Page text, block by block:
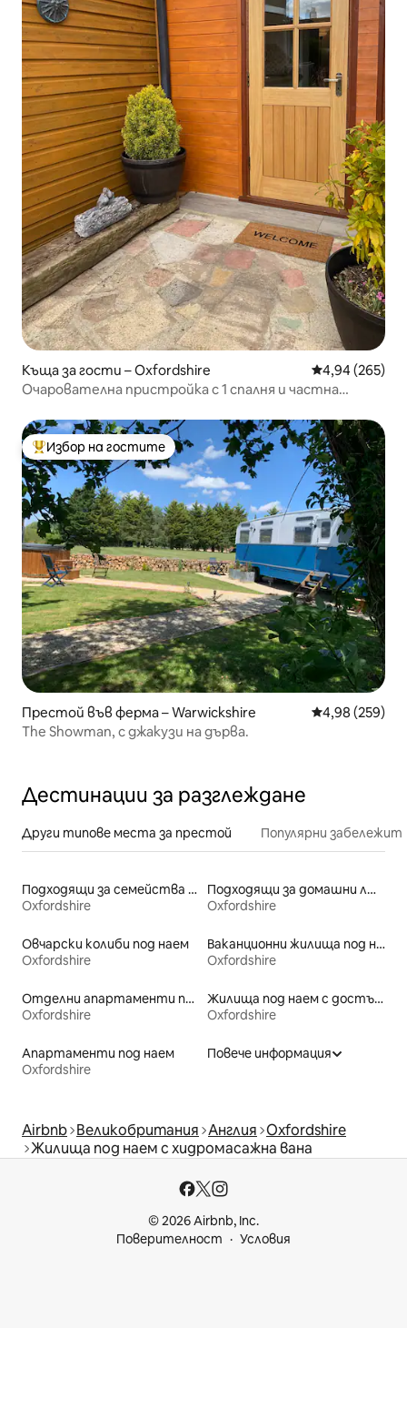
Къща за гости – Oxfordshire Средна
4,94 (265)
Очарователна пристройка с 1 спалня и частна
Най-популярен избор на гостите
Избор на гостите
Престой във ферма – Warwickshire Средна
4,98 (259)
The Showman, с джакузи на дърва.
Дестинации за разглеждане
Други типове места за престой Популярни
Подходящи за семейства места под наем
Oxfordshire
Подходящи за домашни любимци места под наем
Oxfordshire
Овчарски колиби под наем
Oxfordshire
Ваканционни жилища под наем
Oxfordshire
Отделни апартаменти под наем
Oxfordshire
Жилища под наем с достъп до езеро
Oxfordshire
Апартаменти под наем
Oxfordshire
Повече информация
Airbnb Великобритания Англия Oxfordshire
Жилища под наем с хидромасажна вана
© 2026 Airbnb, Inc.
Поверителност
Условия